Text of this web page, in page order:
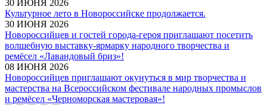
30 ИЮНЯ 2026
Культурное лето в Новороссийске продолжается.
30 ИЮНЯ 2026
Новороссийцев и гостей города-героя приглашают посетить
волшебную выставку-ярмарку народного творчества и
ремёсел «Лавандовый бриз»!
08 ИЮНЯ 2026
Новороссийцев приглашают окунуться в мир творчества и
мастерства на Всероссийском фестивале народных промыслов
и ремёсел «Черноморская мастеровая»!